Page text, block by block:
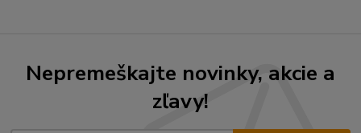
Nepremeškajte novinky, akcie a
zľavy!